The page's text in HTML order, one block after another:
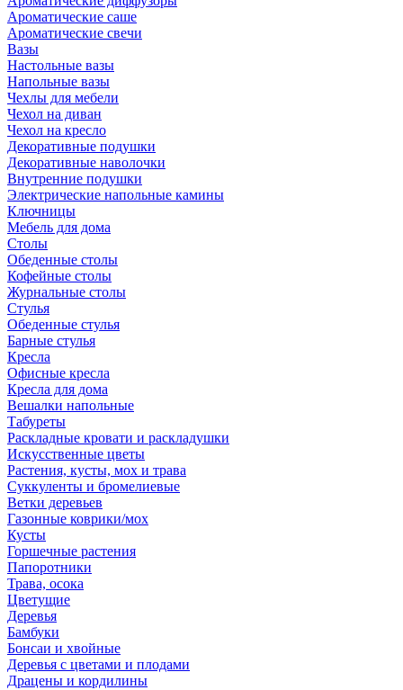
Ароматические саше
Ароматические свечи
Вазы
Настольные вазы
Напольные вазы
Чехлы для мебели
Чехол на диван
Чехол на кресло
Декоративные подушки
Декоративные наволочки
Внутренние подушки
Электрические напольные камины
Ключницы
Мебель для дома
Столы
Обеденные столы
Кофейные столы
Журнальные столы
Стулья
Обеденные стулья
Барные стулья
Кресла
Офисные кресла
Кресла для дома
Вешалки напольные
Табуреты
Раскладные кровати и раскладушки
Искусственные цветы
Растения, кусты, мох и трава
Суккуленты и бромелиевые
Ветки деревьев
Газонные коврики/мох
Кусты
Горшечные растения
Папоротники
Трава, осока
Цветущие
Деревья
Бамбуки
Бонсаи и хвойные
Деревья с цветами и плодами
Драцены и кордилины